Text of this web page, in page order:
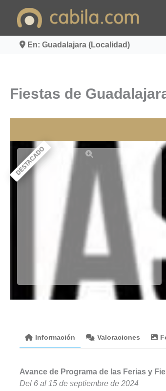
En: Guadalajara (Localidad)
Fiestas de
DESTACADO
Información Valoraciones
Avance de Programa de las Ferias y
Del 6 al 15 de septiembre de 2024